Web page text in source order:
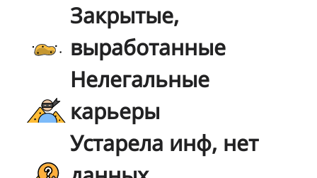
Закрытые,
выработанные
Нелегальные
карьеры
Устарела инф, нет